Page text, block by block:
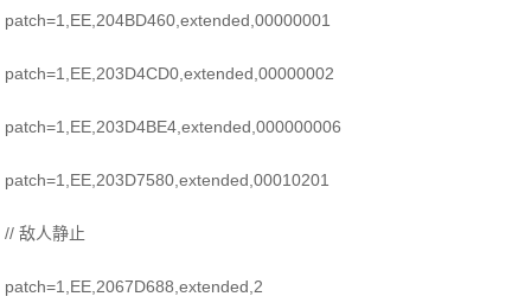
patch=1,EE,204BD460,extended,00000001
patch=1,EE,203D4CD0,extended,00000002
patch=1,EE,203D4BE4,extended,000000006
patch=1,EE,203D7580,extended,00010201
// 敌人静止
patch=1,EE,2067D688,extended,2